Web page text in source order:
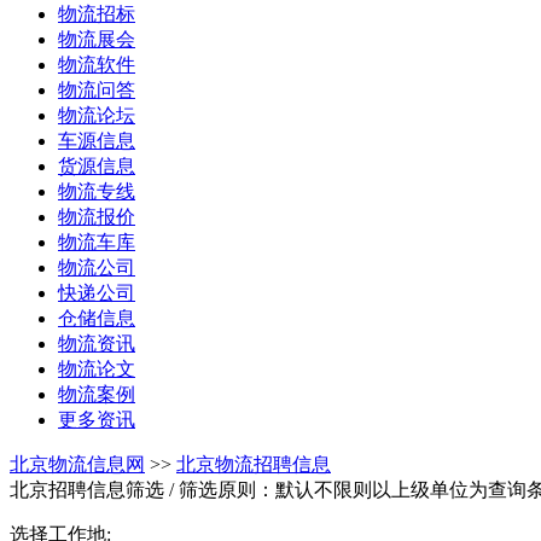
物流招标
物流展会
物流软件
物流问答
物流论坛
车源信息
货源信息
物流专线
物流报价
物流车库
物流公司
快递公司
仓储信息
物流资讯
物流论文
物流案例
更多资讯
北京物流信息网 >> 北京物流招聘信息
北京招聘信息筛选 / 筛选原则：默认不限则以上级单位为查询
选择工作地: